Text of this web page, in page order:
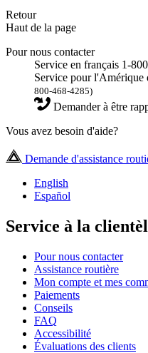
Retour
Haut de la page
Pour nous contacter
Service en français 1-
Service pour
800-468-4285)
Demander à être
Vous avez besoin d'aide?
Demande d'assistance
English
Español
Service à la
Pour nous contacter
Assistance routière
Mon compte et mes
Paiements
Conseils
FAQ
Accessibilité
Évaluations des clients